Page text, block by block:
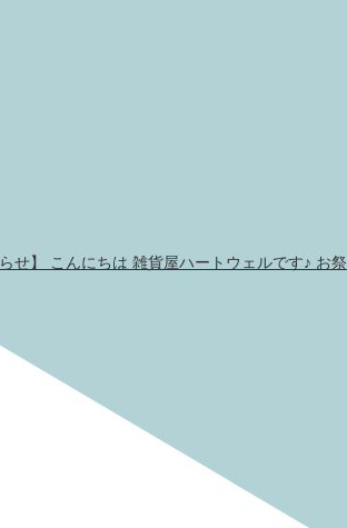
せ】 こんにちは 雑貨屋ハートウェルです♪ お祭